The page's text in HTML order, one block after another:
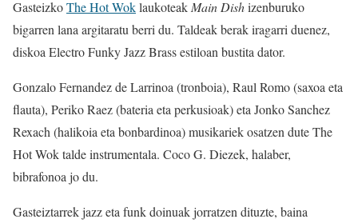
GasteizkoThe Hot Woklaukoteak Main Dishizenburuko
bigarren lana argitaratu berri du. Taldeak berak iragarri duenez,
diskoa Electro Funky Jazz Brass estiloan bustita dator.
Gonzalo Fernandez de Larrinoa (tronboia), Raul Romo (saxoa eta
flauta), Periko Raez (bateria eta perkusioak) eta Jonko Sanchez
Rexach (halikoia eta bonbardinoa) musikariek osatzen dute The
Hot Wok talde instrumentala. Coco G. Diezek, halaber,
bibrafonoa jo du.
Gasteiztarrek jazz eta funk doinuak jorratzen dituzte, baina